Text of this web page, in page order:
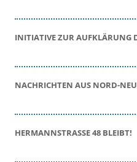
INITIATIVE ZUR AUFKLÄRUNG
NACHRICHTEN AUS NORD-
HERMANNSTRASSE 48 BLEIBT!